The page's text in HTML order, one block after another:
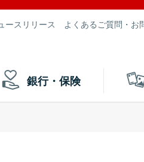
ースリリース よくあるご質問・お
銀行・保険